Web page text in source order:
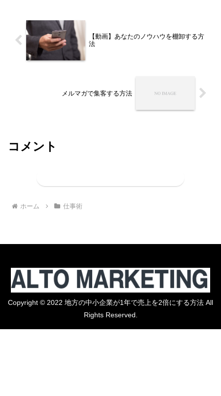
【動画】あなたのノウハウを棚卸する方
法
メルマガで集客する方法
コメント
ホーム 仕事術
Copyright © 2022 地方の中小企業が1年で売上を2倍にする方法 All
Rights Reserved.